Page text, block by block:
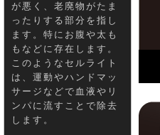
が悪く、老廃物がたま
ったりする部分を指し
ます。特にお腹や太も
もなどに存在します。
このようなセルライト
は、運動やハンドマッ
サージなどで血液やリ
ンパに流すことで除去
します。